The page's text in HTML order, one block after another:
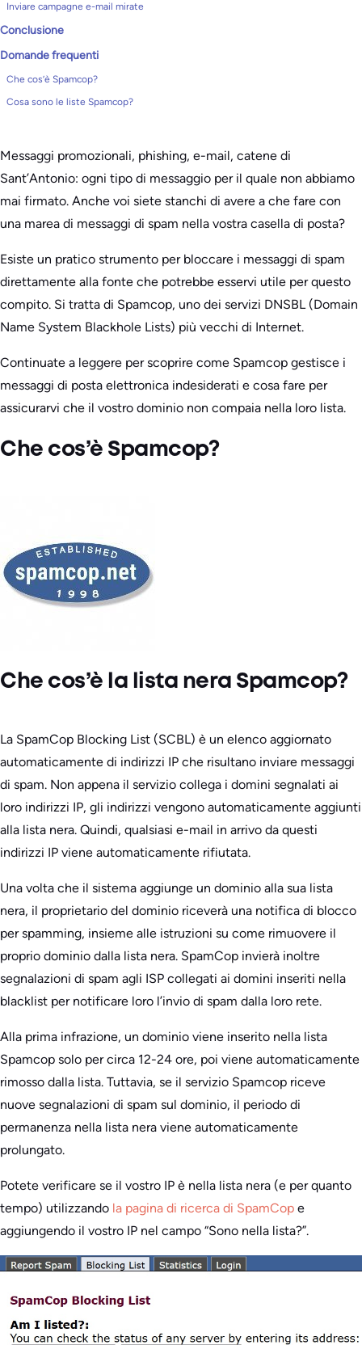
Inviare campagne e-mail mirate
Conclusione
Domande frequenti
Che cos’è Spamcop?
Cosa sono le liste Spamcop?
Messaggi promozionali, phishing, e-mail, catene di
Sant’Antonio: ogni tipo di messaggio per il quale non abbiamo
mai firmato. Anche voi siete stanchi di avere a che fare con
una marea di messaggi di spam nella vostra casella di posta?
Esiste un pratico strumento per bloccare i messaggi di spam
direttamente alla fonte che potrebbe esservi utile per questo
compito. Si tratta di Spamcop, uno dei servizi DNSBL (Domain
Name System Blackhole Lists) più vecchi di Internet.
Continuate a leggere per scoprire come Spamcop gestisce i
messaggi di posta elettronica indesiderati e cosa fare per
assicurarvi che il vostro dominio non compaia nella loro lista.
Che cos’è Spamcop?
Che cos’è la lista nera Spamcop?
La SpamCop Blocking List (SCBL) è un elenco aggiornato
automaticamente di indirizzi IP che risultano inviare messaggi
di spam. Non appena il servizio collega i domini segnalati ai
loro indirizzi IP, gli indirizzi vengono automaticamente aggiunti
alla lista nera. Quindi, qualsiasi e-mail in arrivo da questi
indirizzi IP viene automaticamente rifiutata.
Una volta che il sistema aggiunge un dominio alla sua lista
nera, il proprietario del dominio riceverà una notifica di blocco
per spamming, insieme alle istruzioni su come rimuovere il
proprio dominio dalla lista nera. SpamCop invierà inoltre
segnalazioni di spam agli ISP collegati ai domini inseriti nella
blacklist per notificare loro l’invio di spam dalla loro rete.
Alla prima infrazione, un dominio viene inserito nella lista
Spamcop solo per circa 12-24 ore, poi viene automaticamente
rimosso dalla lista. Tuttavia, se il servizio Spamcop riceve
nuove segnalazioni di spam sul dominio, il periodo di
permanenza nella lista nera viene automaticamente
prolungato.
Potete verificare se il vostro IP è nella lista nera (e per quanto
tempo) utilizzando la pagina di ricerca di SpamCop e
aggiungendo il vostro IP nel campo “Sono nella lista?”.